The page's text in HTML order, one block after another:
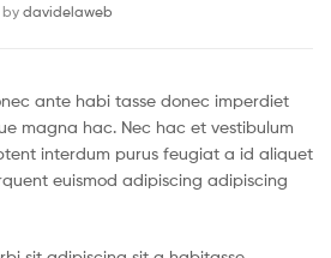
by davidelaweb
ante habi tasse donec imperdiet
magna hac. Nec hac et vestibulum
interdum purus feugiat a id aliquet
euismod adipiscing adipiscing